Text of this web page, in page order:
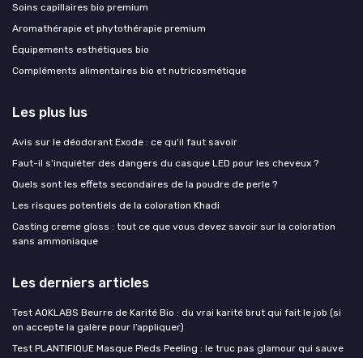
Soins capillaires bio premium
Aromathérapie et phytothérapie premium
Équipements esthétiques bio
Compléments alimentaires bio et nutricosmétique
Les plus lus
Avis sur le déodorant Exode : ce qu'il faut savoir
Faut-il s’inquiéter des dangers du casque LED pour les cheveux ?
Quels sont les effets secondaires de la poudre de perle ?
Les risques potentiels de la coloration Khadi
Casting creme gloss : tout ce que vous devez savoir sur la coloration
sans ammoniaque
Les derniers articles
Test AOKLABS Beurre de Karité Bio : du vrai karité brut qui fait le job (si
on accepte la galère pour l’appliquer)
Test PLANTIFIQUE Masque Pieds Peeling : le truc pas glamour qui sauve